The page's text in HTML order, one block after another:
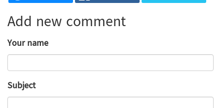
Add new comment
Your name
Subject